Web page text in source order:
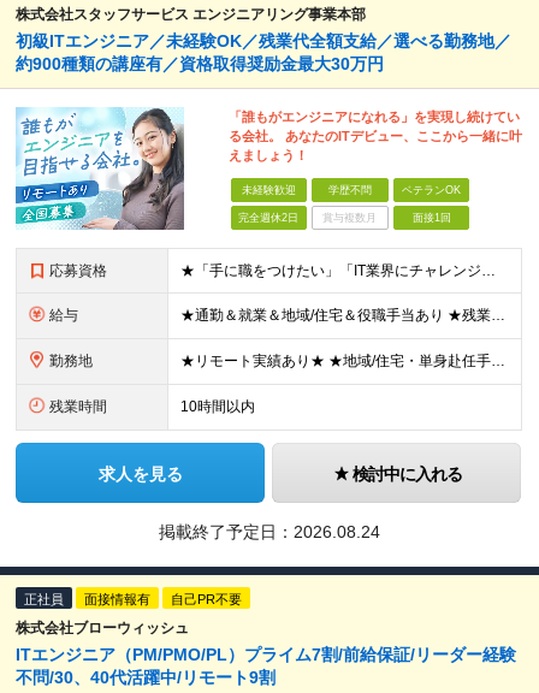
株式会社スタッフサービス エンジニアリング事業本部
初級ITエンジニア／未経験OK／残業代全額支給／選べる勤務地／
約900種類の講座有／資格取得奨励金最大30万円
「誰もがエンジニアになれる」を実現し続けてい
る会社。 あなたのITデビュー、ここから一緒に叶
えましょう！
未経験歓迎 学歴不問 ベテランOK
完全週休2日 賞与複数月 面接1回
応募資格 ★「手に職をつけたい」「IT業界にチャレンジしたい」方歓迎！ ■学歴不問 ■IT知識・理系文系不問！未経験・第二新卒OK ★ITサポート・IT事務やエンジニアの経験をお持ちの方は優遇します！ 地方在
給与 ★通勤＆就業＆地域/住宅＆役職手当あり ★残業代は全額支給 ★選べる給与制度あり！ ■東京・神奈川・千葉・埼玉勤務の場合 月給24.5万円～55万円＋諸手当 （残業代は全額支給） (20,000円の
勤務地 ★リモート実績あり★ ★地域/住宅・単身赴任手当などサポートも万全 ★転任費用や寮・社宅制度も完備しています ★勤務地については希望を考慮の上、決定します ★面接地エリアでの就業率92％以上！ 『地
残業時間 10時間以内
求人を見る 検討中に入れる
掲載終了予定日： 2026.08.24
正社員 面接情報有 自己PR不要
株式会社ブローウィッシュ
ITエンジニア（PM/PMO/PL）プライム7割/前給保証/リーダー経験
不問/30、40代活躍中/リモート9割